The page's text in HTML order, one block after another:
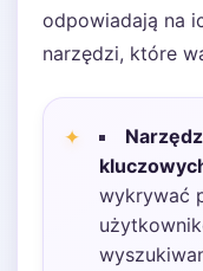
odpowiadają na
narzędzi, które
wykrywać